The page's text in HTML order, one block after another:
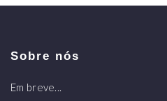
Sobre nós
Em breve...